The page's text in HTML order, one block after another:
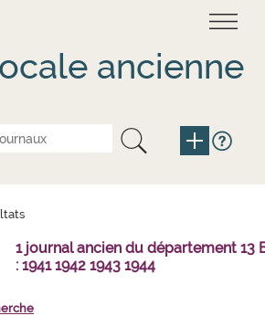
ancienne
1 journal ancien du département
: 1941 1942 1943 1944